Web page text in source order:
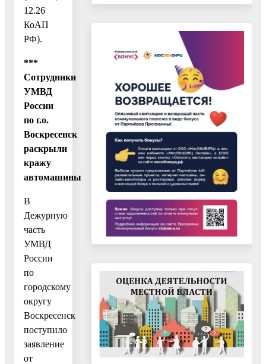
12.26
КоАП
РФ).
***
Сотрудники
УМВД
России
по г.о.
Воскресенск
раскрыли
кражу
автомашины
В
Дежурную
часть
УМВД
России
по
городскому
округу
Воскресенск
поступило
заявление
от